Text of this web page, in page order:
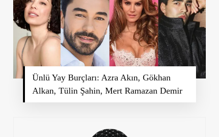
Ünlü Yay Burçları: Azra Akın, Gökhan
Alkan, Tülin Şahin, Mert Ramazan Demir